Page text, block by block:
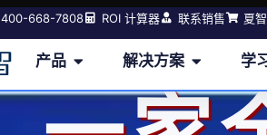
400-668-7808 ROI 计算器 联系销售 夏
产品 解决方案 学